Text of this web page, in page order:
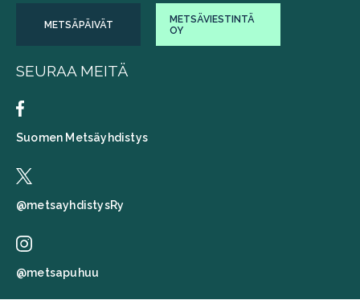
METSÄPÄIVÄT
METSÄVIESTINTÄ
OY
SEURAA MEITÄ
Suomen Metsäyhdistys
@metsayhdistysRy
@metsapuhuu